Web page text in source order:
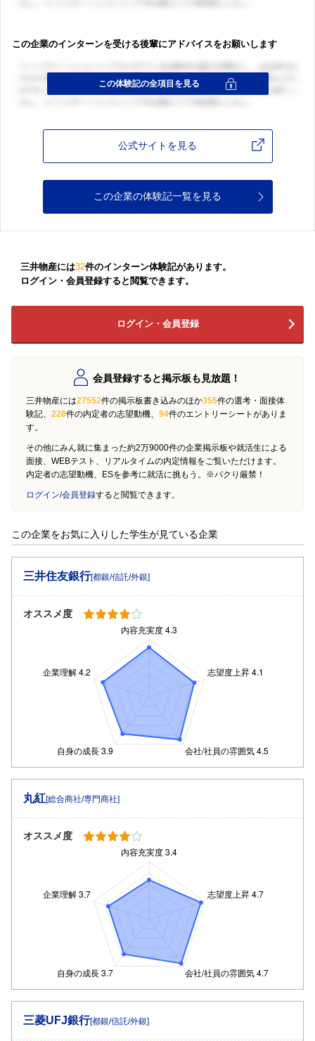
この企業のインターンを受ける後輩にアドバイスをお願いします
公式サイトを見る
この企業の体験記一覧を見る
三井物産には32件のインターン体験記があります。
ログイン・会員登録すると閲覧できます。
ログイン・会員登録
会員登録すると掲示板も見放題！
三井物産には27552件の掲示板書き込みのほか355件の選考・面接体
験記、 228件の内定者の志望動機、 94件のエントリーシートがありま
す。
その他にみん就に集まった約2万9000件の企業掲示板や就活生による
面接、WEBテスト、リアルタイムの内定情報をご覧いただけます。
内定者の志望動機、ESを参考に就活に挑もう。※パクり厳禁！
ログイン/会員登録すると閲覧できます。
この企業をお気に入りした学生が見ている企業
三井住友銀行[都銀/信託/外銀]
オススメ度
丸紅[総合商社/専門商社]
オススメ度
三菱UFJ銀行[都銀/信託/外銀]